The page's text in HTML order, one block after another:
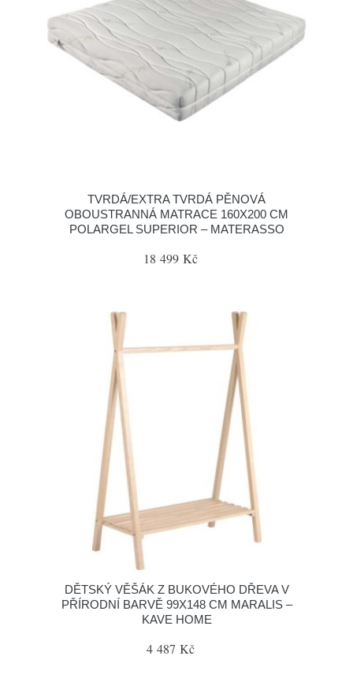
TVRDÁ/EXTRA TVRDÁ PĚNOVÁ
OBOUSTRANNÁ MATRACE 160X200 CM
POLARGEL SUPERIOR – MATERASSO
18 499 Kč
DĚTSKÝ VĚŠÁK Z BUKOVÉHO DŘEVA V
PŘÍRODNÍ BARVĚ 99X148 CM MARALIS –
KAVE HOME
4 487 Kč